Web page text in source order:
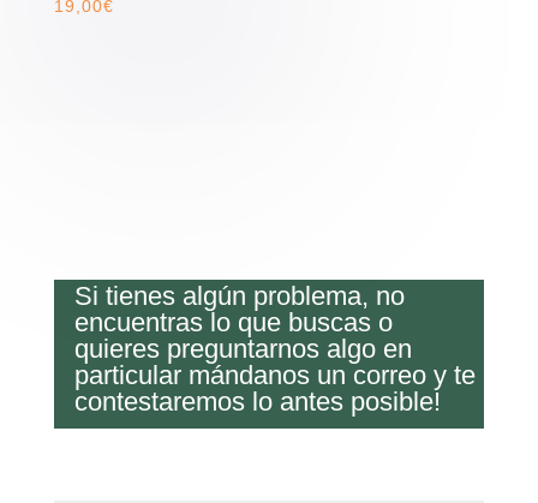
19,00€
Si tienes algún problema, no
encuentras lo que buscas o
quieres preguntarnos algo en
particular mándanos un correo y te
contestaremos lo antes posible!